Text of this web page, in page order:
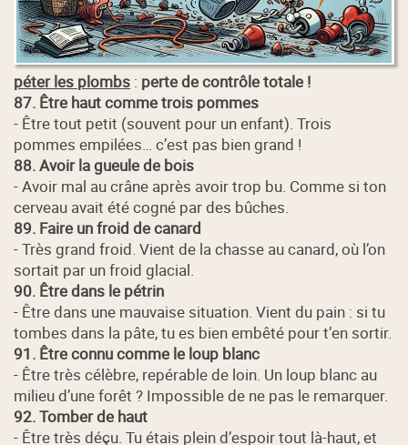
péter les plombs : perte de contrôle totale !
87. Être haut comme trois pommes
- Être tout petit (souvent pour un enfant). Trois
pommes empilées… c’est pas bien grand !
88. Avoir la gueule de bois
- Avoir mal au crâne après avoir trop bu. Comme si ton
cerveau avait été cogné par des bûches.
89. Faire un froid de canard
- Très grand froid. Vient de la chasse au canard, où l’on
sortait par un froid glacial.
90. Être dans le pétrin
- Être dans une mauvaise situation. Vient du pain : si tu
tombes dans la pâte, tu es bien embêté pour t’en sortir.
91. Être connu comme le loup blanc
- Être très célèbre, repérable de loin. Un loup blanc au
milieu d’une forêt ? Impossible de ne pas le remarquer.
92. Tomber de haut
- Être très déçu. Tu étais plein d’espoir tout là-haut, et